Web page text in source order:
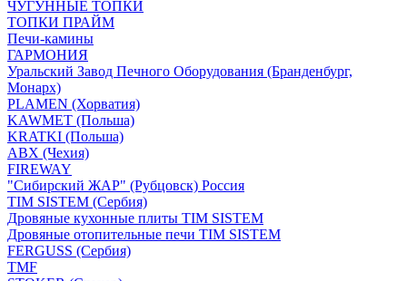
ЧУГУННЫЕ ТОПКИ
ТОПКИ ПРАЙМ
Печи-камины
ГАРМОНИЯ
Уральский Завод Печного Оборудования (Бранденбург,
Монарх)
PLAMEN (Хорватия)
KAWMET (Польша)
KRATKI (Польша)
ABX (Чехия)
FIREWAY
"Сибирский ЖАР" (Рубцовск) Россия
TIM SISTEM (Сербия)
Дровяные кухонные плиты TIM SISTEM
Дровяные отопительные печи TIM SISTEM
FERGUSS (Сербия)
TMF